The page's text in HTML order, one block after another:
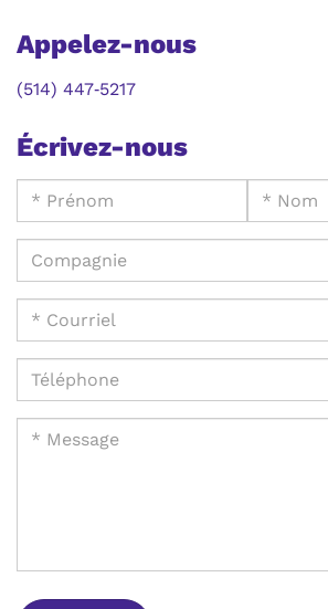
Appelez-nous
(514) 447‑5217
Écrivez-nous